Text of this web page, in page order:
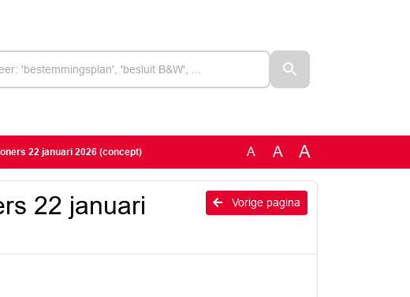
22 januari 2026 (concept) A A A
Vorige pagina
22 januari